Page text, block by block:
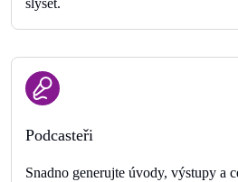
slyšet.
Podcasteři
Snadno generujte úvody, výstupy a